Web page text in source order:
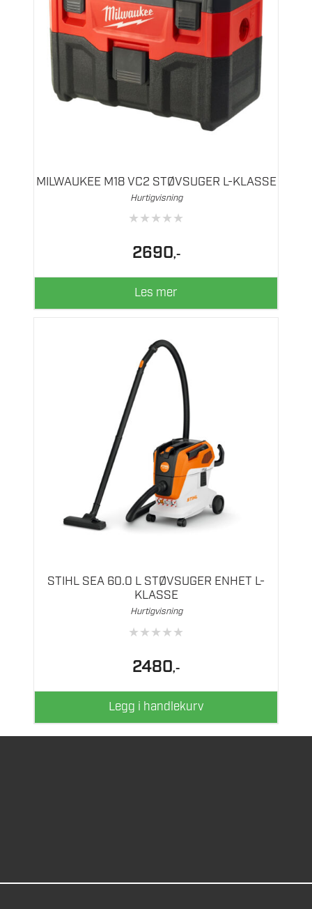
MILWAUKEE M18 VC2 STØVSUGER L-KLASSE
Hurtigvisning
★★★★★
2690,-
Les mer
STIHL SEA 60.0 L STØVSUGER ENHET L-
KLASSE
Hurtigvisning
★★★★★
2480,-
Legg i handlekurv